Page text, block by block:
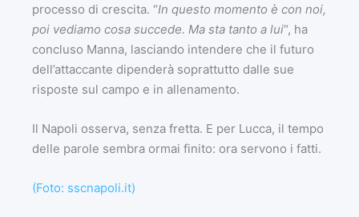
processo di crescita. “In questo momento è con noi,
poi vediamo cosa succede. Ma sta tanto a lui“, ha
concluso Manna, lasciando intendere che il futuro
dell’attaccante dipenderà soprattutto dalle sue
risposte sul campo e in allenamento.
Il Napoli osserva, senza fretta. E per Lucca, il tempo
delle parole sembra ormai finito: ora servono i fatti.
(Foto: sscnapoli.it)